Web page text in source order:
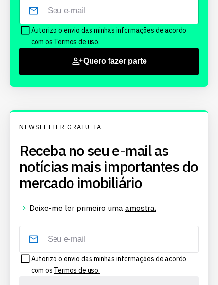
Autorizo o envio das minhas informações de acordo
com os Termos de uso.
Quero fazer parte
NEWSLETTER GRATUITA
Receba no seu e-mail as
notícias mais importantes do
mercado imobiliário
Deixe-me ler primeiro uma amostra.
Autorizo o envio das minhas informações de acordo
com os Termos de uso.